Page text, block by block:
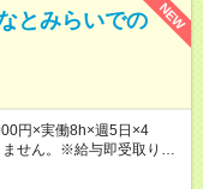
NEW
とみらいでの
円×実働8h×週5日×4
せん。※給与即受取りサ